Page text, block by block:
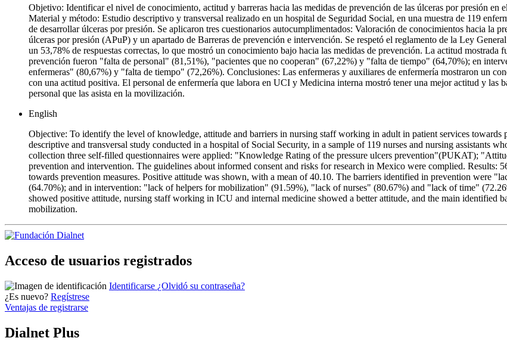
Objetivo: Identificar el nivel de conocimiento, actitud y barreras hacia las medidas de prevención de las úlceras por presión en
Material y método: Estudio descriptivo y transversal realizado en un hospital de Seguridad Social, en una muestra de 119
de desarrollar úlceras por presión. Se aplicaron tres cuestionarios autocumplimentados: Valoración de conocimientos hacia
úlceras por presión (APuP) y un apartado de Barreras de prevención e intervención. Se respetó el reglamento de la Ley
un 53,78% de respuestas correctas, lo que mostró un conocimiento bajo hacia las medidas de prevención. La actitud
prevención fueron "falta de personal" (81,51%), "pacientes que no cooperan" (67,22%) y "falta de tiempo" (64,70%); en
enfermeras" (80,67%) y "falta de tiempo" (72,26%). Conclusiones: Las enfermeras y auxiliares de enfermería mostraron un
con una actitud positiva. El personal de enfermería que labora en UCI y Medicina interna mostró tener una mejor actitud y las
personal que las asista en la movilización.
English
Objective: To identify the level of knowledge, attitude and barriers in nursing staff working in adult in patient services towards
descriptive and transversal study conducted in a hospital of Social Security, in a sample of 119 nurses and nursing assistants
collection three self-filled questionnaires were applied: "Knowledge Rating of the pressure ulcers prevention"(PUKAT);
prevention and intervention. The guidelines about informed consent and risks for research in Mexico were complied. Results:
towards prevention measures. Positive attitude was shown, with a mean of 40.10. The barriers identified in prevention were
(64.70%); and in intervention: "lack of helpers for mobilization" (91.59%), "lack of nurses" (80.67%) and "lack of time"
showed positive attitude, nursing staff working in ICU and internal medicine showed a better attitude, and the main identified
mobilization.
Acceso de usuarios registrados
Identificarse ¿Olvidó su contraseña?
¿Es nuevo? Regístrese
Ventajas de registrarse
Dialnet Plus